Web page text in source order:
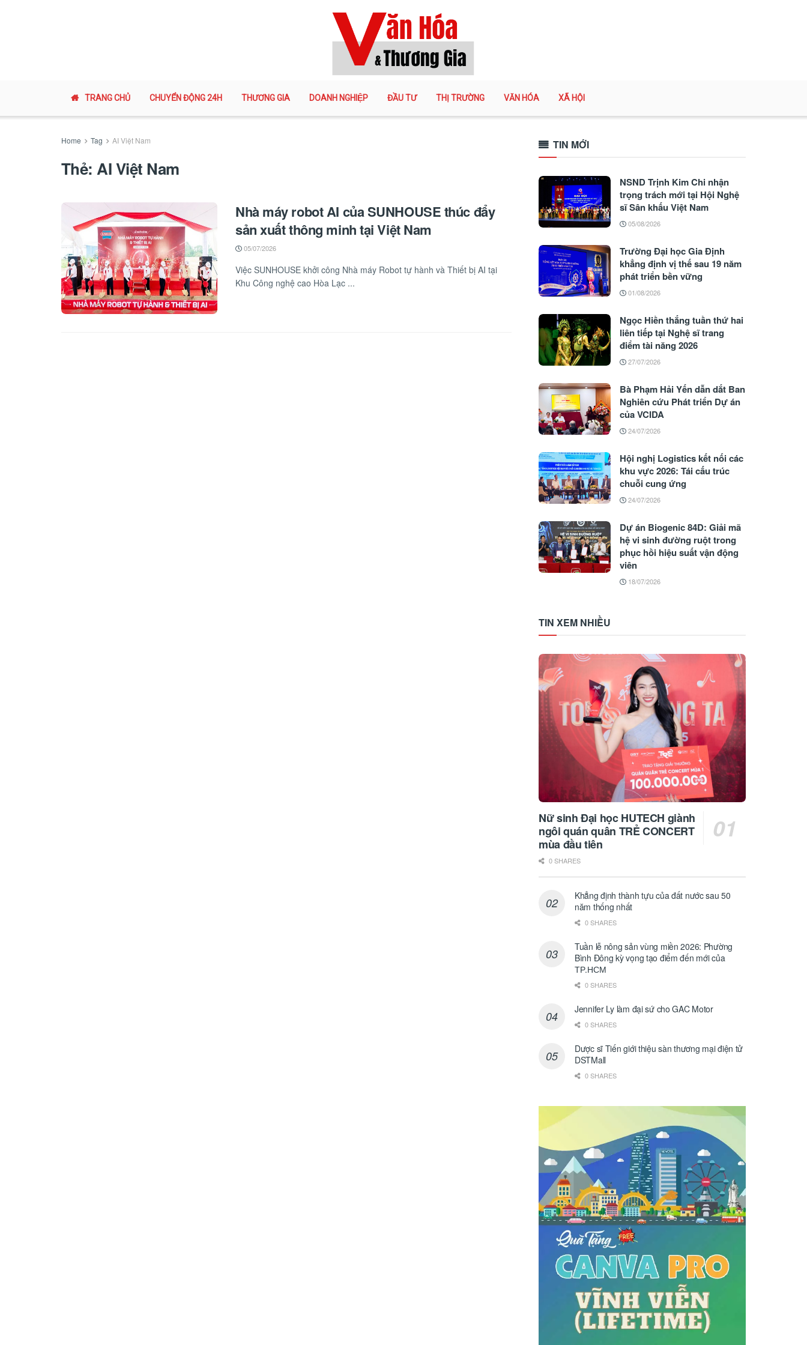
TRANG CHỦ CHUYỂN ĐỘNG 24H THƯƠNG GIA DOANH NGHIỆP ĐẦU TƯ THỊ TRƯỜNG VĂN HÓA XÃ HỘI
Home Tag AI Việt Nam
Thẻ:AI Việt Nam
Nhà máy robot AI của SUNHOUSE thúc đẩy
sản xuất thông minh tại Việt Nam
05/07/2026
Việc SUNHOUSE khởi công Nhà máy Robot tự hành và Thiết bị AI tại
Khu Công nghệ cao Hòa Lạc ...
TIN MỚI
NSND Trịnh Kim Chi nhận
trọng trách mới tại Hội Nghệ
sĩ Sân khấu Việt Nam
05/08/2026
Trường Đại học Gia Định
khẳng định vị thế sau 19 năm
phát triển bền vững
01/08/2026
Ngọc Hiền thắng tuần thứ hai
liên tiếp tại Nghệ sĩ trang
điểm tài năng 2026
27/07/2026
Bà Phạm Hải Yến dẫn dắt Ban
Nghiên cứu Phát triển Dự án
của VCIDA
24/07/2026
Hội nghị Logistics kết nối các
khu vực 2026: Tái cấu trúc
chuỗi cung ứng
24/07/2026
Dự án Biogenic 84D: Giải mã
hệ vi sinh đường ruột trong
phục hồi hiệu suất vận động
viên
18/07/2026
TIN XEM NHIỀU
Nữ sinh Đại học HUTECH giành
ngôi quán quân TRẺ CONCERT
mùa đầu tiên
0 SHARES
Khẳng định thành tựu của đất nước sau 50
năm thống nhất
0 SHARES
Tuần lễ nông sản vùng miền 2026: Phường
Bình Đông kỳ vọng tạo điểm đến mới của
ТР.НСМ
0 SHARES
Jennifer Ly làm đại sứ cho GAC Motor
0 SHARES
Dược sĩ Tiến giới thiệu sàn thương mại điện tử
DSTMall
0 SHARES